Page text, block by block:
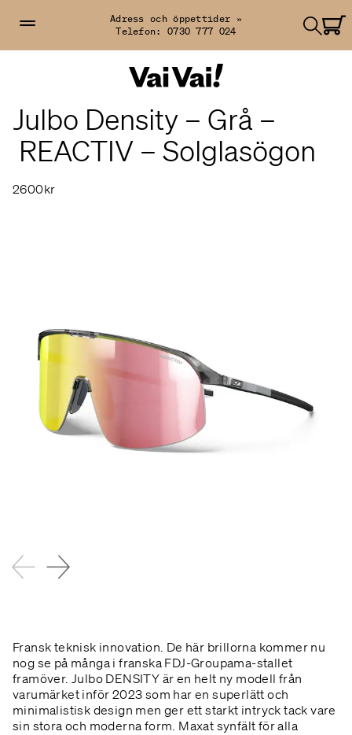
Adress och öppettider »
Telefon: 0730 777 024
Julbo Density – Grå –
REACTIV – Solglasögon
2600kr
Fransk teknisk innovation. De här brillorna kommer nu
nog se på många i franska FDJ-Groupama-stallet
framöver. Julbo DENSITY är en helt ny modell från
varumärket inför 2023 som har en superlätt och
minimalistisk design men ger ett starkt intryck tack vare
sin stora och moderna form. Maxat synfält för alla